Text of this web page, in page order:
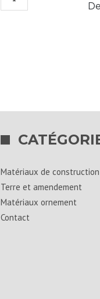
Matériaux de construction
Terre et amendement
Matériaux ornement
Contact